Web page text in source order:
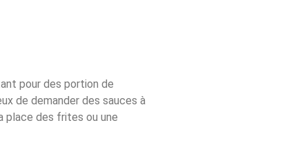
pour des portion de
de demander des sauces à
place des frites ou une